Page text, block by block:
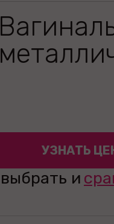
УЗНАТЬ
выбрать и